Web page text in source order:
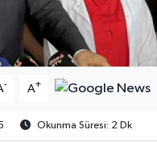
- A+
Okunma Süresi: 2 Dk